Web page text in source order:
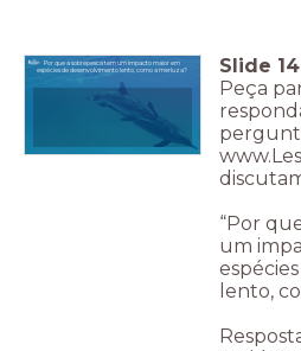
Por que a sobrepesca tem um impacto maior em
espécies de desenvolvimento lento, como a merluza?
Slide 14
Peça
“Por
um
lento,